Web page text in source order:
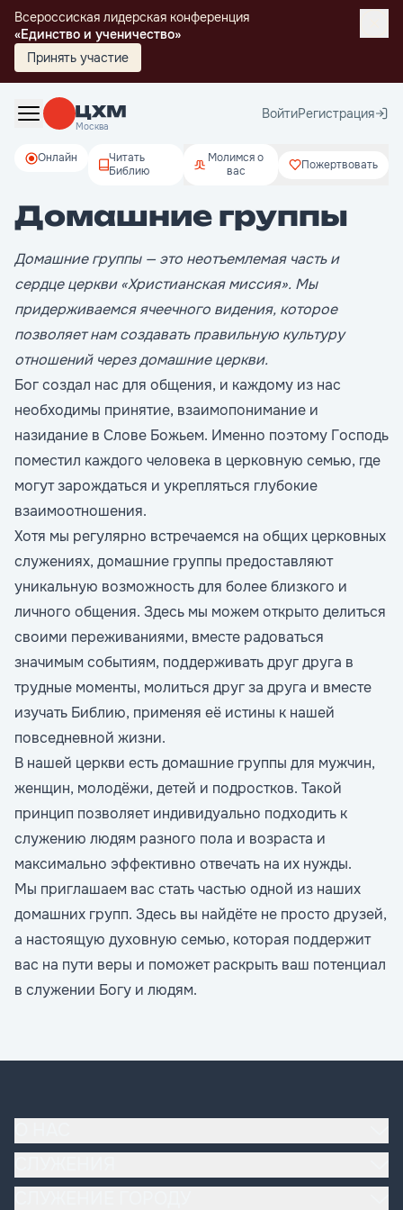
Всероссиская лидерская конференция
«Единство и ученичество»
Принять участие
Москва
ВойтиРегистрация
Онлайн
Читать
Библию
Молимся о
вас
Пожертвовать
Домашние группы
Домашние группы — это неотъемлемая часть и
сердце церкви «Христианская миссия». Мы
придерживаемся ячеечного видения, которое
позволяет нам создавать правильную культуру
отношений через домашние церкви.
Бог создал нас для общения, и каждому из нас
необходимы принятие, взаимопонимание и
назидание в Слове Божьем. Именно поэтому Господь
поместил каждого человека в церковную семью, где
могут зарождаться и укрепляться глубокие
взаимоотношения.
Хотя мы регулярно встречаемся на общих церковных
служениях, домашние группы предоставляют
уникальную возможность для более близкого и
личного общения. Здесь мы можем открыто делиться
своими переживаниями, вместе радоваться
значимым событиям, поддерживать друг друга в
трудные моменты, молиться друг за друга и вместе
изучать Библию, применяя её истины к нашей
повседневной жизни.
В нашей церкви есть домашние группы для мужчин,
женщин, молодёжи, детей и подростков. Такой
принцип позволяет индивидуально подходить к
служению людям разного пола и возраста и
максимально эффективно отвечать на их нужды.
Мы приглашаем вас стать частью одной из наших
домашних групп. Здесь вы найдёте не просто друзей,
а настоящую духовную семью, которая поддержит
вас на пути веры и поможет раскрыть ваш потенциал
в служении Богу и людям.
Основы вероучения